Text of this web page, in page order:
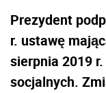
Prezydent
r. ustawę
sierpnia 2019
socjalnych.